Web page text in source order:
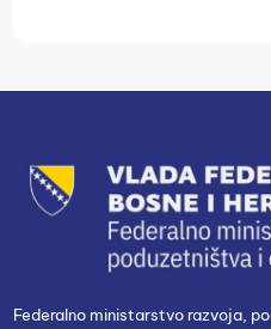
Federalno ministarstvo razvoja,